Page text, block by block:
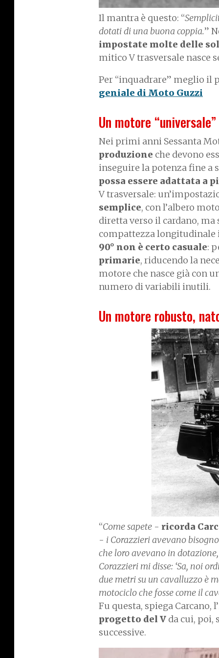
Il mantra è questo: “
dotati di una buona coppia.”
impostate molte delle
mitico V trasversale nasce
Per “inquadrare” meglio il
geniale di Moto Guzzi
Un motore “universale”
Nei primi anni Sessanta
produzione che devono
inseguire la potenza fine a
possa essere adattata a
V trasversale:
semplice, con l’albero
diretta verso il cardano,
compattezza longitudinale
90° non è certo casuale:
primarie, riducendo la
motore che nasce già con
numero di variabili inutili.
Un motore robusto,
“Come sapete - ricorda
- i Corazzieri avevano
che loro avevano in
Corazzieri mi disse: ‘Sa, noi
due metri su un cavalluzzo è
motociclo che fosse come il
Fu questa, spiega
progetto del V da cui, poi,
successive.